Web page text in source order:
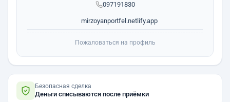
097191830
mirzoyanportfel.netlify.app
Пожаловаться на профиль
Безопасная сделка
Деньги списываются после приёмки